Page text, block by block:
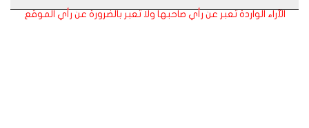
الآراء الواردة تعبر عن رأي صاحبها ولا تعبر بالضرورة عن رأي الموقع